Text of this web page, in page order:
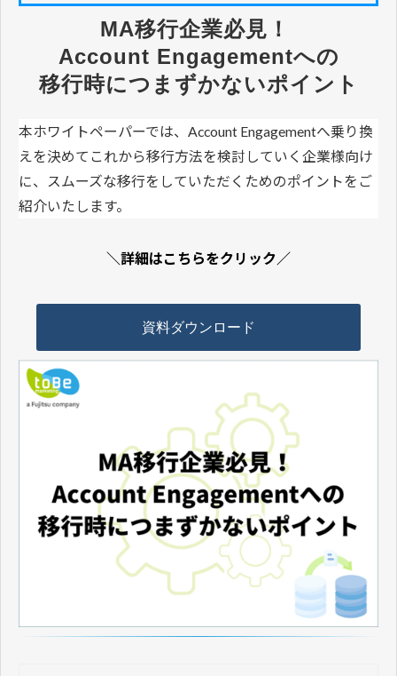
MA移行企業必見！
Account Engagementへの
移行時につまずかないポイント
本ホワイトペーパーでは、Account Engagementへ乗り換
えを決めてこれから移行方法を検討していく企業様向け
に、スムーズな移行をしていただくためのポイントをご
紹介いたします。
＼詳細はこちらをクリック／
資料ダウンロード